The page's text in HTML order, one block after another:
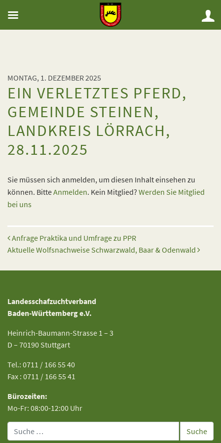
MONTAG, 1. DEZEMBER 2025
EIN VERLETZTES PFERD,
GEMEINDE STEINEN,
LANDKREIS LÖRRACH,
28.11.2025
Sie müssen sich anmelden, um diesen Inhalt einsehen zu
können. BitteAnmelden. Kein Mitglied? Werden Sie Mitglied
bei uns
Beitrags-Navigation
Anfrage Praktika und Umfrage zu PPR
Aktuelle Wolfsnachweise Schwarzwald, Baar & Odenwald
Landesschafzuchtverband
Baden-Württemberg e.V.
Heinrich-Baumann-Strasse 1 – 3
D – 70190 Stuttgart
Tel.: 0711 / 166 55 40
Fax : 0711 / 166 55 41
Bürozeiten:
Mo-Fr: 08:00-12:00 Uhr
Suche